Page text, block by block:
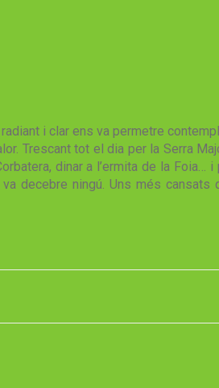
i clar ens va permetre
Trescant tot el dia per la Serra
dinar a l’ermita de la
decebre ningú. Uns més